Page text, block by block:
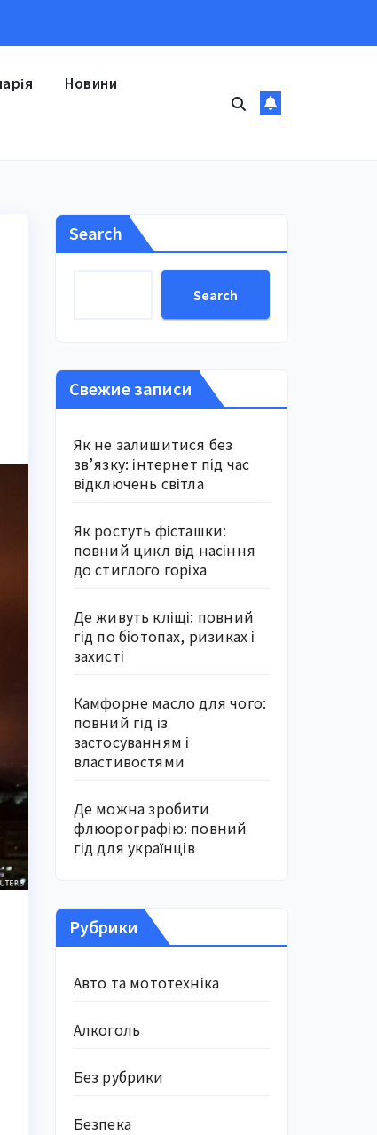
Новини
Search
Search
Свежие записи
Як не залишитися без
зв’язку: інтернет під час
відключень світла
Як ростуть фісташки:
повний цикл від насіння
до стиглого горіха
Де живуть кліщі: повний
гід по біотопах, ризиках і
захисті
Камфорне масло для чого:
повний гід із
застосуванням і
властивостями
Де можна зробити
флюорографію: повний
гід для українців
Рубрики
Авто та мототехніка
Алкоголь
Без рубрики
Безпека